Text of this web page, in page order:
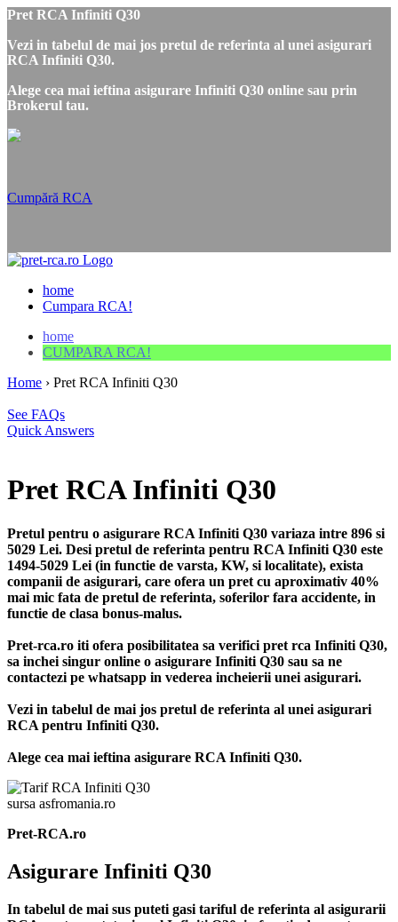
Pret RCA Infiniti Q30
Vezi in tabelul de mai jos pretul de referinta al unei asigurari
RCA Infiniti Q30.
Alege cea mai ieftina asigurare Infiniti Q30 online sau prin
Brokerul tau.
Cumpără RCA
home
Cumpara RCA!
home
CUMPARA RCA!
Home › Pret RCA Infiniti Q30
See FAQs
Quick Answers
Pret RCA Infiniti Q30
Pretul pentru o asigurare RCA Infiniti Q30 variaza intre 896 si
5029 Lei. Desi pretul de referinta pentru RCA Infiniti Q30 este
1494-5029 Lei (in functie de varsta, KW, si localitate), exista
companii de asigurari, care ofera un pret cu aproximativ 40%
mai mic fata de pretul de referinta, soferilor fara accidente, in
functie de clasa bonus-malus.
Pret-rca.ro iti ofera posibilitatea sa verifici pret rca Infiniti Q30,
sa inchei singur online o asigurare Infiniti Q30 sau sa ne
contactezi pe whatsapp in vederea incheierii unei asigurari.
Vezi in tabelul de mai jos pretul de referinta al unei asigurari
RCA pentru Infiniti Q30.
Alege cea mai ieftina asigurare RCA Infiniti Q30.
sursa asfromania.ro
Pret-RCA.ro
Asigurare Infiniti Q30
In tabelul de mai sus puteti gasi tariful de referinta al asigurarii